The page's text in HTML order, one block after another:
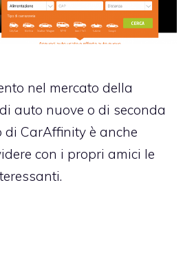
nel mercato della
auto nuove o di seconda
di CarAffinity è anche
con i propri amici le